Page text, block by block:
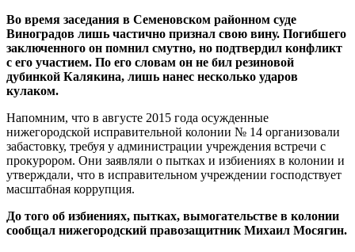
Во время заседания в Семеновском районном суде
Виноградов лишь частично признал свою вину. Погибшего
заключенного он помнил смутно, но подтвердил конфликт
с его участием. По его словам он не бил резиновой
дубинкой Калякина, лишь нанес несколько ударов
кулаком.
Напомним, что в августе 2015 года осужденные
нижегородской исправительной колонии № 14 организовали
забастовку, требуя у администрации учреждения встречи с
прокурором. Они заявляли о пытках и избиениях в колонии и
утверждали, что в исправительном учреждении господствует
масштабная коррупция.
До того об избиениях, пытках, вымогательстве в колонии
сообщал нижегородский правозащитник Михаил Мосягин.